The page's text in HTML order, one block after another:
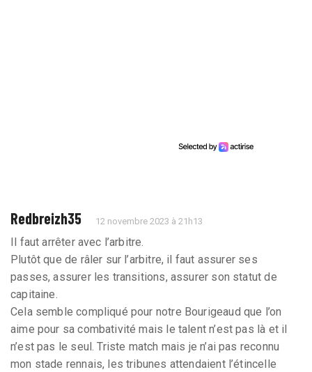
Redbreizh35 12 novembre 2023 à 21h13
Il faut arrêter avec l’arbitre.
Plutôt que de râler sur l’arbitre, il faut assurer ses
passes, assurer les transitions, assurer son statut de
capitaine.
Cela semble compliqué pour notre Bourigeaud que l’on
aime pour sa combativité mais le talent n’est pas là et il
n’est pas le seul. Triste match mais je n’ai pas reconnu
mon stade rennais, les tribunes attendaient l’étincelle